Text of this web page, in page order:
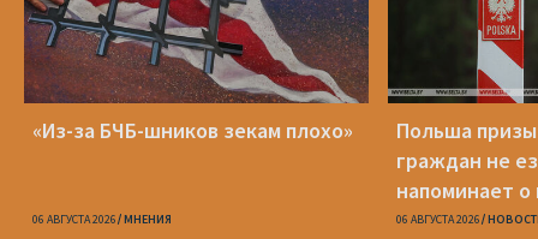
«Из-за БЧБ-шников зекам плохо»
06 АВГУСТА 2026 МНЕНИЯ
Польша
граждан не
напоминает
опасности
06 АВГУСТА 2026